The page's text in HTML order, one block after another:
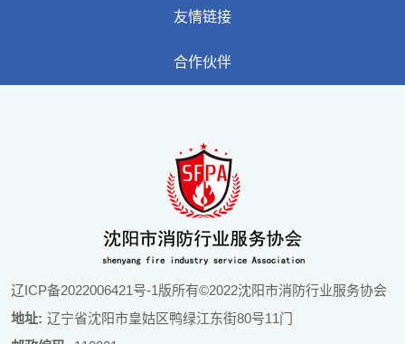
友情链接
合作伙伴
辽ICP备2022006421号-1版所有©2022沈阳市消防行业服务协会
地址: 辽宁省沈阳市皇姑区鸭绿江东街80号11门